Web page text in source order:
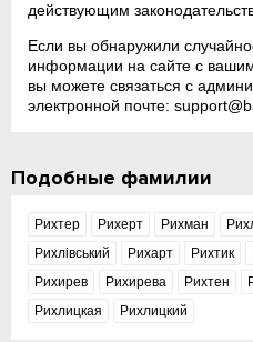
действующим
Если вы обнаружили
информации на сайте с
вы можете связаться с
электронной почте:
Подобные фамилии
Рихтер Рихерт Рихман
Рихлівський
Рихарт Рихтик
Рихирев
Рихирева Рихтен
Рихлицкая
Рихлицкий